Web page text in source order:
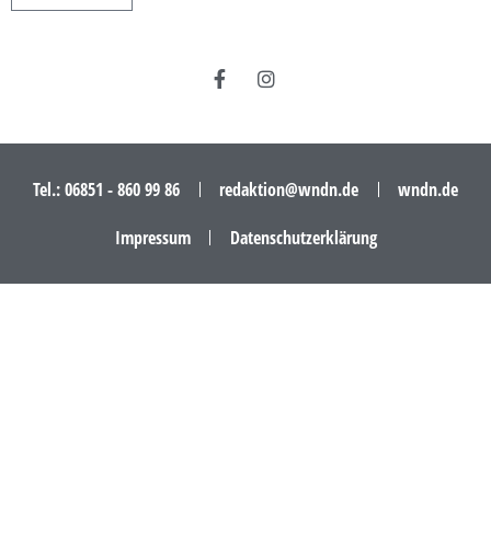
Impressum Datenschutzerklärung
Tel.: 06851 - 860 99 86 redaktion@wndn.de wndn.de